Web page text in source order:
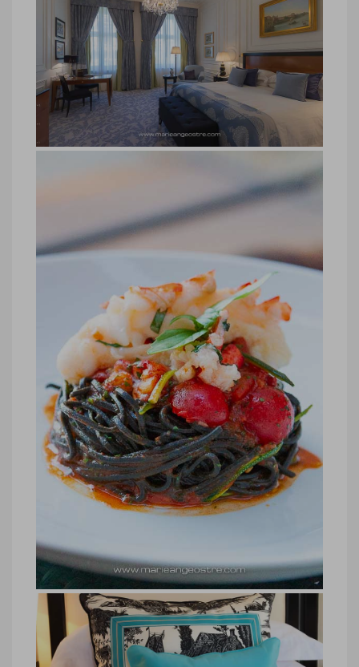
hôtel Four Seasons Prague
hôtel Four Seasons Prague © Marie-Ange
Ostré
hôtel Four Seasons Prague
hôtel Four Seasons Prague © Marie-Ange